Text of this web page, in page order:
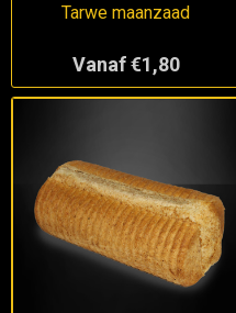
Tarwe maanzaad
Vanaf €1,80